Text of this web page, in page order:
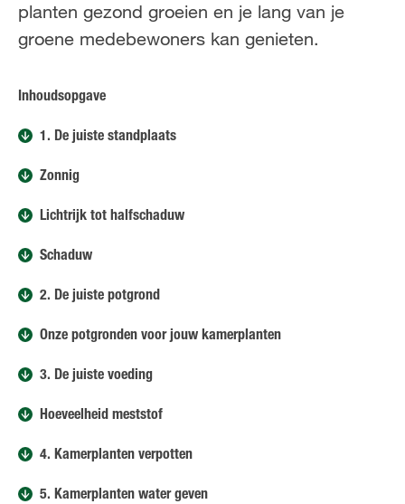
planten gezond groeien en je lang van je
groene medebewoners kan genieten.
Inhoudsopgave
1. De juiste standplaats
Zonnig
Lichtrijk tot halfschaduw
Schaduw
2. De juiste potgrond
Onze potgronden voor jouw kamerplanten
3. De juiste voeding
Hoeveelheid meststof
4. Kamerplanten verpotten
5. Kamerplanten water geven